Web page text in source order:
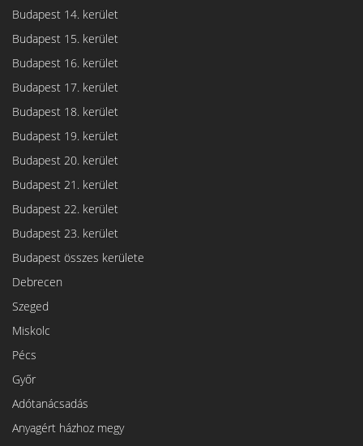
Budapest 14. kerület
Budapest 15. kerület
Budapest 16. kerület
Budapest 17. kerület
Budapest 18. kerület
Budapest 19. kerület
Budapest 20. kerület
Budapest 21. kerület
Budapest 22. kerület
Budapest 23. kerület
Budapest összes kerülete
Debrecen
Szeged
Miskolc
Pécs
Győr
Adótanácsadás
Anyagért házhoz megy